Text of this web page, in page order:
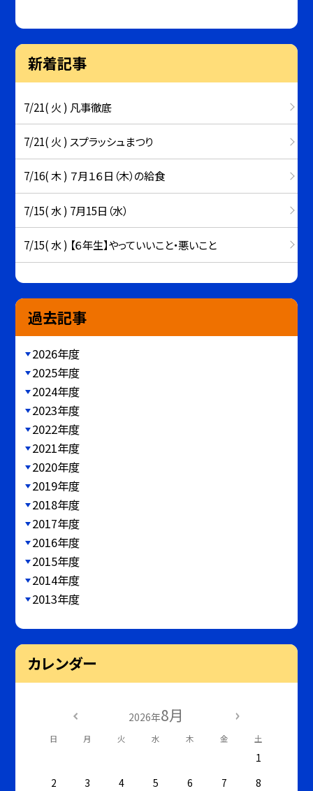
新着記事
7/21( 火 ) 凡事徹底
7/21( 火 ) スプラッシュまつり
7/16( 木 ) ７月１６日（木）の給食
7/15( 水 ) 7月15日（水）
7/15( 水 ) 【６年生】やっていいこと・悪いこと
過去記事
2026年度
2025年度
2024年度
2023年度
2022年度
2021年度
2020年度
2019年度
2018年度
2017年度
2016年度
2015年度
2014年度
2013年度
カレンダー
2026年8月
日 月 火 水 木 金 土
1
2
3 4 5 6 7
8